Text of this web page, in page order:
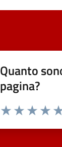
Quanto
pagina?